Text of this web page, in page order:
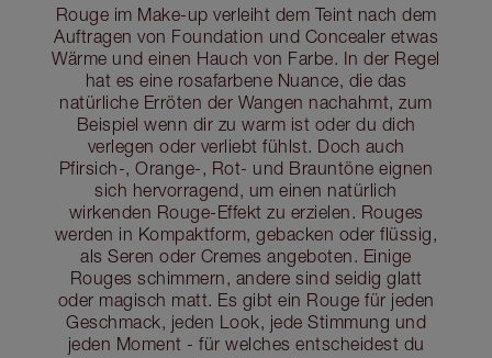
Rouge im Make-up verleiht dem Teint nach dem
Auftragen von Foundation und Concealer etwas
Wärme und einen Hauch von Farbe. In der Regel
hat es eine rosafarbene Nuance, die das
natürliche Erröten der Wangen nachahmt, zum
Beispiel wenn dir zu warm ist oder du dich
verlegen oder verliebt fühlst. Doch auch
Pfirsich-, Orange-, Rot- und Brauntöne eignen
sich hervorragend, um einen natürlich
wirkenden Rouge-Effekt zu erzielen. Rouges
werden in Kompaktform, gebacken oder flüssig,
als Seren oder Cremes angeboten. Einige
Rouges schimmern, andere sind seidig glatt
oder magisch matt. Es gibt ein Rouge für jeden
Geschmack, jeden Look, jede Stimmung und
jeden Moment - für welches entscheidest du